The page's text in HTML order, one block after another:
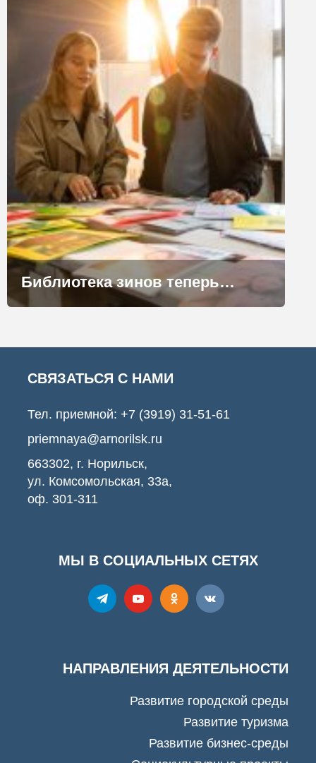
Библиотека зинов теперь в Норильске
СВЯЗАТЬСЯ С НАМИ
Тел. приемной: +7 (3919) 31-51-61
priemnaya@arnorilsk.ru
663302, г. Норильск,
ул. Комсомольская, 33а,
оф. 301-311
МЫ В СОЦИАЛЬНЫХ СЕТЯХ
НАПРАВЛЕНИЯ ДЕЯТЕЛЬНОСТИ
Развитие городской среды
Развитие туризма
Развитие бизнес-среды